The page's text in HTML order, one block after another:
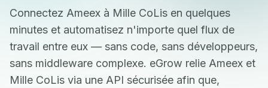
Connectez Ameex à Mille CoLis en quelques
minutes et automatisez n'importe quel flux de
travail entre eux — sans code, sans développeurs,
sans middleware complexe. eGrow relie Ameex et
Mille CoLis via une API sécurisée afin que,